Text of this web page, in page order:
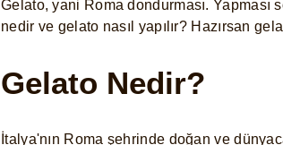
Gelato, yani Roma dondurması.
nedir ve gelato nasıl yapılır? Hazırsan
Gelato Nedir?
İtalya'nın Roma şehrinde doğan ve